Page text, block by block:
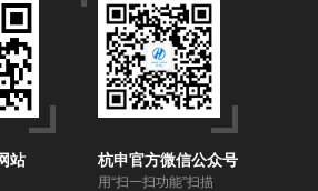
站 杭申官方微信公众号
用“扫一扫功能”扫描